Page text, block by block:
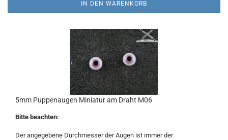
IN DEN WARENKORB
5mm Puppenaugen Miniatur am Draht M06
Bitte beachten:
Der angegebene Durchmesser der Augen ist immer der